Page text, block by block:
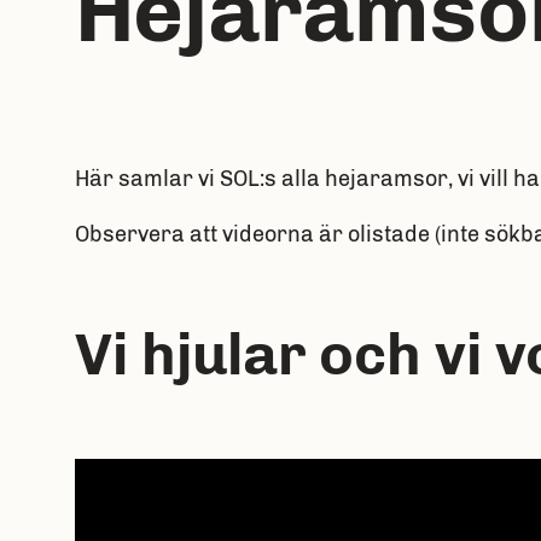
Här samlar vi SOL:s alla hejaramsor, vi vill
Observera att videorna är olistade (inte
Vi hjular och vi